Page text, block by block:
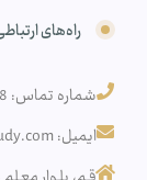
راه‌های
شماره تماس: 02591008678
ایمیل: info@habnastudy.com